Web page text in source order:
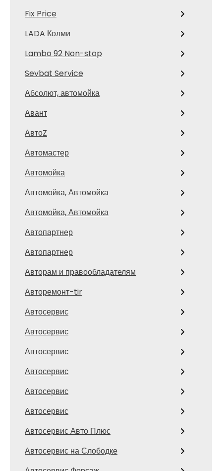
Fix Price
LADA Колми
Lambo 92 Non-stop
Sevbat Service
Абсолют, автомойка
Авант
АвтоZ
Автомастер
Автомойка
Автомойка, Автомойка
Автомойка, Автомойка
Автопартнер
Автопартнер
Авторам и правообладателям
Авторемонт-tir
Автосервис
Автосервис
Автосервис
Автосервис
Автосервис
Автосервис
Автосервис Авто Плюс
Автосервис на Слободке